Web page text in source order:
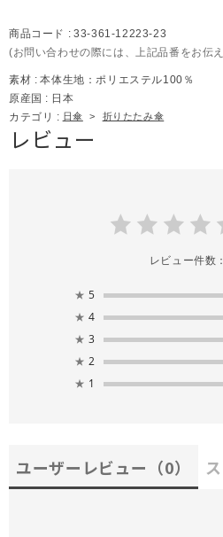
商品コード : 33-361-12223-23
(お問い合わせの際には、上記品番をお伝
素材 : 本体生地：ポリエステル100％
原産国 : 日本
カテゴリ : 日傘 > 折りたたみ傘
レビュー
レビュー件数：
★ 5
★ 4
★ 3
★ 2
★ 1
ユーザーレビュー （0）